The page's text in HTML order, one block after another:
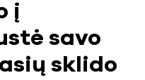
į
savo
sklido